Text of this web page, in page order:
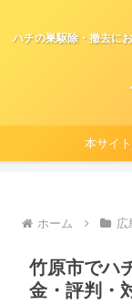
ハチの巣駆除・撤去に
本サイ
ホーム 広
竹原市でハ
金・評判・